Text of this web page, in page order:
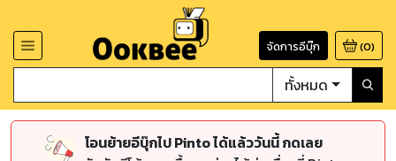
จัดการอีบุ๊ก (0)
ทั้งหมด
โอนย้ายอีบุ๊กไป Pinto ได้แล้ววันนี้ กดเลย